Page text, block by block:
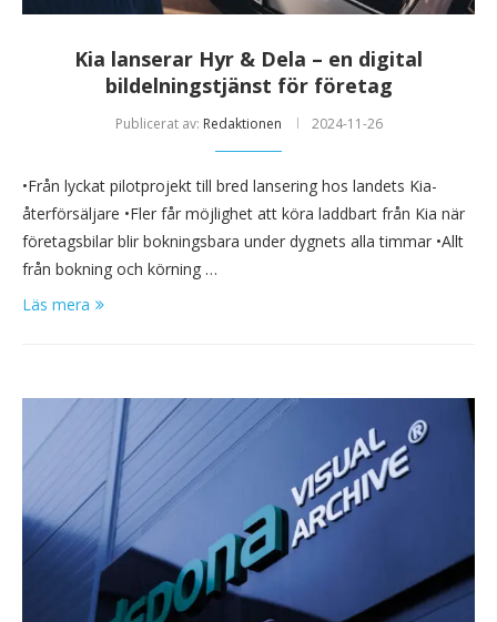
Kia lanserar Hyr & Dela – en digital
bildelningstjänst för företag
Publicerat av: Redaktionen 2024-11-26
•Från lyckat pilotprojekt till bred lansering hos landets Kia-
återförsäljare •Fler får möjlighet att köra laddbart från Kia när
företagsbilar blir bokningsbara under dygnets alla timmar •Allt
från bokning och körning …
Läs mera